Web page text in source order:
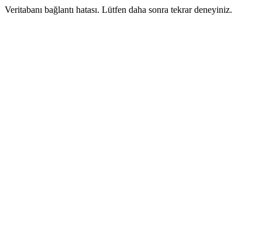
Veritabanı bağlantı hatası. Lütfen daha sonra tekrar deneyiniz.